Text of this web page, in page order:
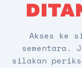
Akses ke
sementara.
silakan